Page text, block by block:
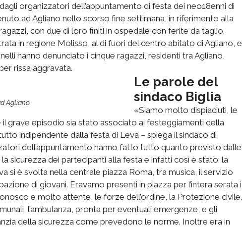
organizzatori dell’appuntamento di festa dei neo18enni di
ad Agliano nello scorso fine settimana, in riferimento alla
con due di loro finiti in ospedale con ferite da taglio.
in regione Molisso, al di fuori del centro abitato di Agliano, e
hanno denunciato i cinque ragazzi, residenti tra Agliano,
rissa aggravata.
Agliano
Le parole del
sindaco Biglia
«Siamo molto dispiaciuti, le
grave episodio sia stato associato ai festeggiamenti della
indipendente dalla festa di Leva – spiega il sindaco di
dell’appuntamento hanno fatto tutto quanto previsto dalle
sicurezza dei partecipanti alla festa e infatti così è stato: la
si è svolta nella centrale piazza Roma, tra musica, il servizio
di giovani. Eravamo presenti in piazza per l’intera serata i
e molto attente, le forze dell’ordine, la Protezione civile,
l’ambulanza, pronta per eventuali emergenze, e gli
della sicurezza come prevedono le norme. Inoltre era in